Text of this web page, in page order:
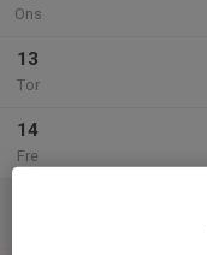
Ons
13
Tor
14
Fre